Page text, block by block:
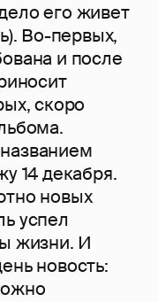
его живет
Во-первых,
и после
скоро
14 декабря.
новых
успел
жизни. И
новость: